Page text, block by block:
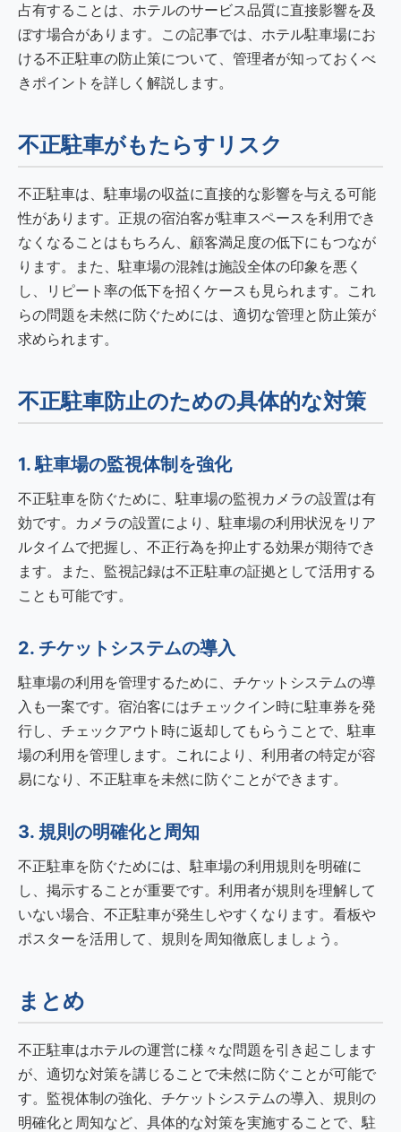
占有することは、ホテルのサービス品質に直接影響を及
ぼす場合があります。この記事では、ホテル駐車場にお
ける不正駐車の防止策について、管理者が知っておくべ
きポイントを詳しく解説します。
不正駐車がもたらすリスク
不正駐車は、駐車場の収益に直接的な影響を与える可能
性があります。正規の宿泊客が駐車スペースを利用でき
なくなることはもちろん、顧客満足度の低下にもつなが
ります。また、駐車場の混雑は施設全体の印象を悪く
し、リピート率の低下を招くケースも見られます。これ
らの問題を未然に防ぐためには、適切な管理と防止策が
求められます。
不正駐車防止のための具体的な対策
1. 駐車場の監視体制を強化
不正駐車を防ぐために、駐車場の監視カメラの設置は有
効です。カメラの設置により、駐車場の利用状況をリア
ルタイムで把握し、不正行為を抑止する効果が期待でき
ます。また、監視記録は不正駐車の証拠として活用する
ことも可能です。
2. チケットシステムの導入
駐車場の利用を管理するために、チケットシステムの導
入も一案です。宿泊客にはチェックイン時に駐車券を発
行し、チェックアウト時に返却してもらうことで、駐車
場の利用を管理します。これにより、利用者の特定が容
易になり、不正駐車を未然に防ぐことができます。
3. 規則の明確化と周知
不正駐車を防ぐためには、駐車場の利用規則を明確に
し、掲示することが重要です。利用者が規則を理解して
いない場合、不正駐車が発生しやすくなります。看板や
ポスターを活用して、規則を周知徹底しましょう。
まとめ
不正駐車はホテルの運営に様々な問題を引き起こします
が、適切な対策を講じることで未然に防ぐことが可能で
す。監視体制の強化、チケットシステムの導入、規則の
明確化と周知など、具体的な対策を実施することで、駐